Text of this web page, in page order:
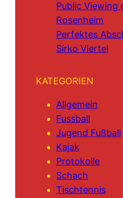
Public Viewing
Rosenheim
Perfektes
Sirko Viertel
KATEGORIEN
Allgemein
Fussball
Jugend Fußball
Kajak
Protokolle
Schach
Tischtennis